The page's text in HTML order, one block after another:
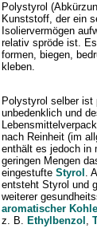
Polystyrol
Kunststoff, der ein
Isoliervermögen
relativ spröde ist.
formen, biegen,
kleben.
Polystyrol selber ist
unbedenklich und
nach Reinheit (im
enthält es jedoch in
geringen Mengen
eingestufte Styrol .
entsteht Styrol und
weiterer
aromatischer
z. B. Ethylbenzol ,